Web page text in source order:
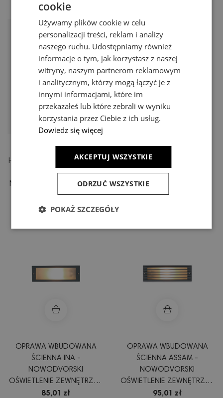
HALDEN - NORLYS OPRAWA
ZEWNĘTRZNA
NOWOCZESNA ALUMINIUM
GRAFIT LUB BIAŁA
489,79 zł
E
SANDVIK MODUŁ LED -
NORLYS OPRAWA
ZEWNĘTRZNA GRAFITOWA
CZARNA ALUMINIUM LUB
474,53 zł
OPRAWA WBUDOWANA
ŚCIENNA INA -
NOWODVORSKI
OŚWIETLENIE ZEWNĘTRZNE
KOLOR GRAFIT
85,01 zł
OPRAWA WBUDOWANA
ŚCIENNA ASSAM -
NOWODVORSKI
OŚWIETLENIE ZEWNĘTRZNE
KOLOR GRAFIT
95,01 zł
cookie
Używamy plików cookie w celu
personalizacji treści, reklam i analizy
naszego ruchu. Udostępniamy również
informacje o tym, jak korzystasz z naszej
witryny, naszym partnerom reklamowym
i analitycznym, którzy mogą łączyć je z
innymi informacjami, które im
przekazałeś lub które zebrali w wyniku
korzystania przez Ciebie z ich usług.
Dowiedz się więcej
AKCEPTUJ WSZYSTKIE
ODRZUĆ WSZYSTKIE
POKAŻ SZCZEGÓŁY